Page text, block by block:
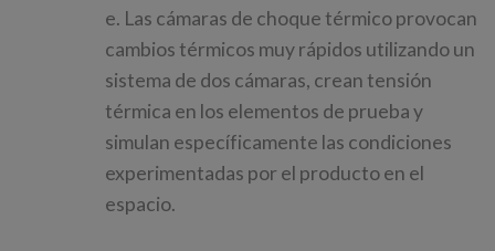
e. Las cámaras de choque térmico provocan
cambios térmicos muy rápidos utilizando un
sistema de dos cámaras, crean tensión
térmica en los elementos de prueba y
simulan específicamente las condiciones
experimentadas por el producto en el
espacio.